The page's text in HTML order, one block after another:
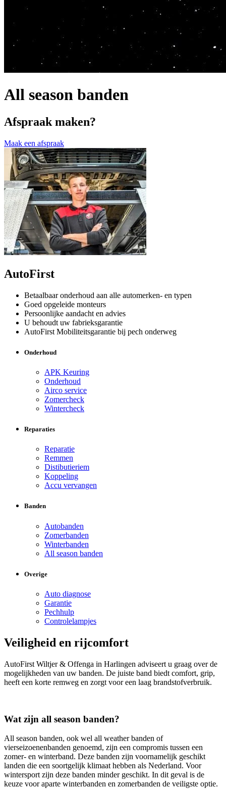
All season banden
Afspraak maken?
Maak een afspraak
AutoFirst
Betaalbaar onderhoud aan alle automerken- en typen
Goed opgeleide monteurs
Persoonlijke aandacht en advies
U behoudt uw fabrieksgarantie
AutoFirst Mobiliteitsgarantie bij pech onderweg
Onderhoud
APK Keuring
Onderhoud
Airco service
Zomercheck
Wintercheck
Reparaties
Reparatie
Remmen
Distibutieriem
Koppeling
Accu vervangen
Banden
Autobanden
Zomerbanden
Winterbanden
All season banden
Overige
Auto diagnose
Garantie
Pechhulp
Controlelampjes
Veiligheid en rijcomfort
AutoFirst Wiltjer & Offenga in Harlingen adviseert u graag over de
mogelijkheden van uw banden. De juiste band biedt comfort, grip,
heeft een korte remweg en zorgt voor een laag brandstofverbruik.
Wat zijn all season banden?
All season banden, ook wel all weather banden of
vierseizoenenbanden genoemd, zijn een compromis tussen een
zomer- en winterband. Deze banden zijn voornamelijk geschikt
landen die een soortgelijk klimaat hebben als Nederland. Voor
wintersport zijn deze banden minder geschikt. In dit geval is de
keuze voor aparte winterbanden en zomerbanden de veiligste optie.